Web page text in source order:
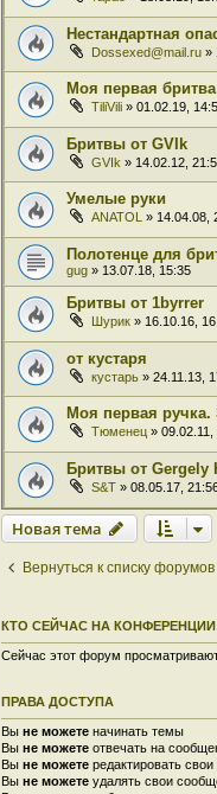
Нестандартная
Dossexed@mail.ru »
Моя первая бритва
TiliVili » 01.02.19,
Бритвы от GVIk
GVIk » 14.02.12,
Умелые руки
ANATOL » 14.04.08,
Полотенце для
gug » 13.07.18, 15:35
Бритвы от 1byrrer
Шурик » 16.10.16,
от кустаря
кустарь » 24.11.13,
Моя первая ручка.
Тюменец » 09.02.11,
Бритвы от Gergely
S&T » 08.05.17,
Новая тема
Вернуться к списку форумов
КТО СЕЙЧАС НА КОНФЕРЕНЦИИ
Сейчас этот форум
ПРАВА ДОСТУПА
Вы не можете начинать темы
Вы не можете отвечать на
Вы не можете редактировать
Вы не можете удалять свои